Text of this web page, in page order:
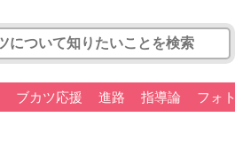
ブカツ応援 進路 指導論 フォト